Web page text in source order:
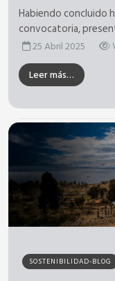
Habiendo concluido
convocatoria,
25 Abril 2025
Leer más…
SOSTENIBILIDAD-BLOG